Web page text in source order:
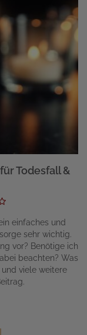
Todesfall &
einfaches und
sehr wichtig.
vor? Benötige ich
beachten? Was
viele weitere